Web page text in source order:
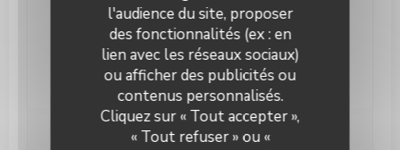
l'audience du site, proposer
des fonctionnalités (ex : en
lien avec les réseaux sociaux)
ou afficher des publicités ou
contenus personnalisés.
Cliquez sur « Tout accepter »,
« Tout refuser » ou «
Moyens de paiement
Ticket Restaurant, Eurocard/Mastercard, Espèces,
Visa, Carte Bleue